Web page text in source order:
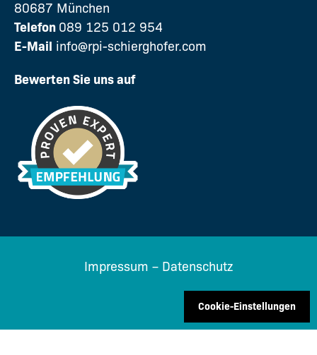
80687 München
Telefon 089 125 012 954
E-Mail info@rpi-schierghofer.com
Bewerten Sie uns auf
Impressum – Datenschutz
Cookie-Einstellungen